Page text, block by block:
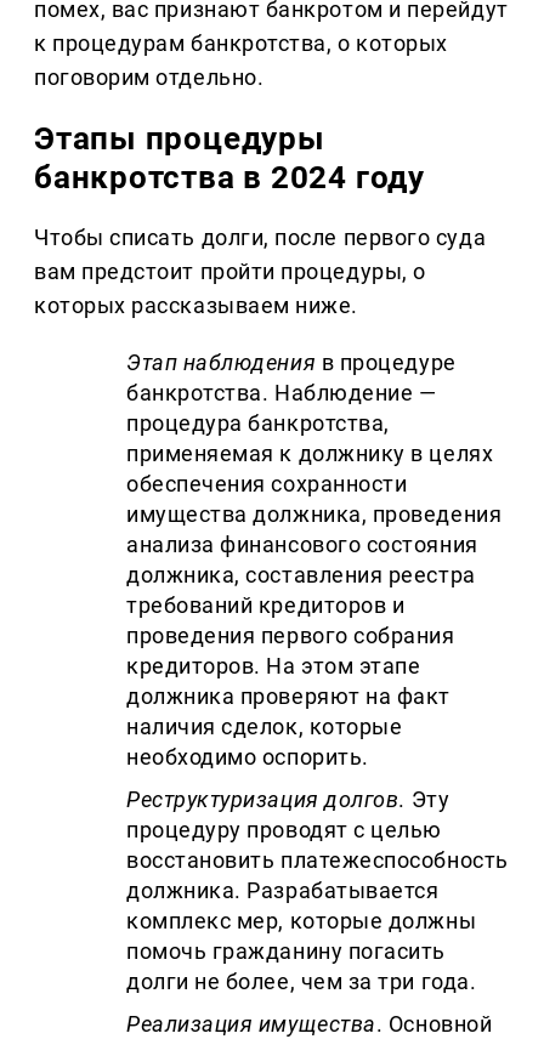
помех, вас признают банкротом и перейдут
к процедурам банкротства, о которых
поговорим отдельно.
Этапы процедуры
банкротства в 2024 году
Чтобы списать долги, после первого суда
вам предстоит пройти процедуры, о
которых рассказываем ниже.
Этап наблюдения в процедуре
банкротства. Наблюдение —
процедура банкротства,
применяемая к должнику в целях
обеспечения сохранности
имущества должника, проведения
анализа финансового состояния
должника, составления реестра
требований кредиторов и
проведения первого собрания
кредиторов. На этом этапе
должника проверяют на факт
наличия сделок, которые
необходимо оспорить.
Реструктуризация долгов. Эту
процедуру проводят с целью
восстановить платежеспособность
должника. Разрабатывается
комплекс мер, которые должны
помочь гражданину погасить
долги не более, чем за три года.
Реализация имущества. Основной